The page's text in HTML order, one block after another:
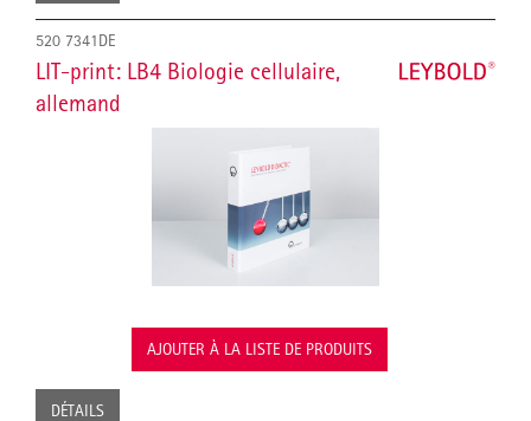
520 7341DE
LIT-print: LB4 Biologie cellulaire,
allemand
AJOUTER À LA LISTE DE PRODUITS
DÉTAILS